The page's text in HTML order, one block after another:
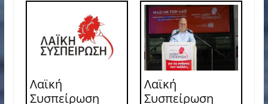
Λαϊκή
Συσπείρωση
Λαϊκή
Συσπείρωση